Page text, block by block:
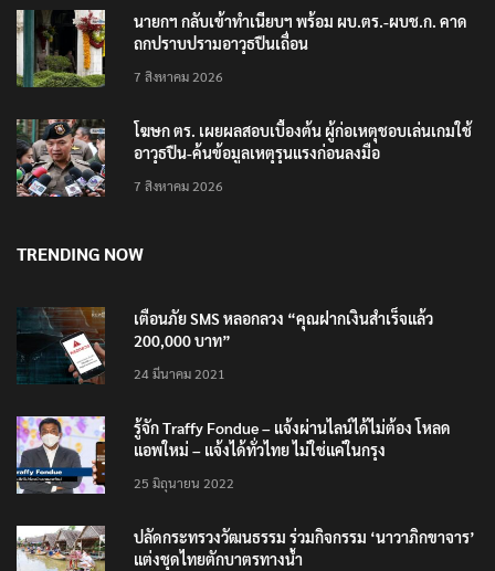
นายกฯ กลับเข้าทำเนียบฯ พร้อม ผบ.ตร.-ผบช.ก. คาด
ถกปราบปรามอาวุธปืนเถื่อน
7 สิงหาคม 2026
โฆษก ตร. เผยผลสอบเบื้องต้น ผู้ก่อเหตุชอบเล่นเกมใช้
อาวุธปืน-ค้นข้อมูลเหตุรุนแรงก่อนลงมือ
7 สิงหาคม 2026
TRENDING NOW
เตือนภัย SMS หลอกลวง “คุณฝากเงินสำเร็จแล้ว
200,000 บาท”
24 มีนาคม 2021
รู้จัก Traffy Fondue – แจ้งผ่านไลน์ได้ไม่ต้อง โหลด
แอพใหม่ – แจ้งได้ทั่วไทย ไม่ใช่แค่ในกรุง
25 มิถุนายน 2022
ปลัดกระทรวงวัฒนธรรม ร่วมกิจกรรม ‘นาวาภิกขาจาร’
แต่งชุดไทยตักบาตรทางน้ำ